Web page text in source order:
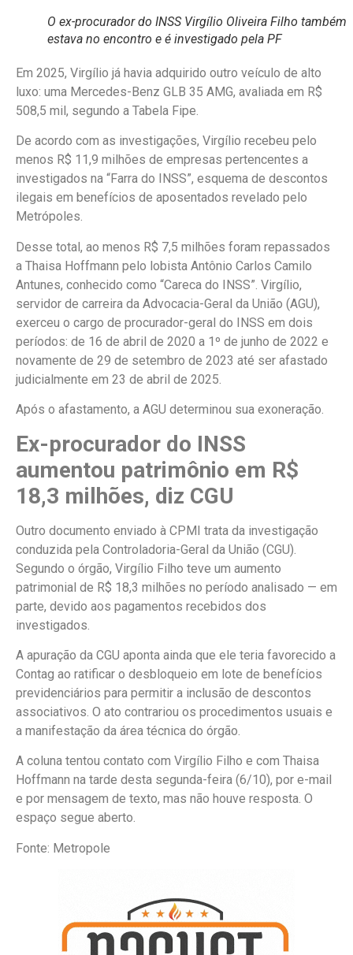
O ex-procurador do INSS Virgílio Oliveira Filho também
estava no encontro e é investigado pela PF
Em 2025, Virgílio já havia adquirido outro veículo de alto
luxo: uma Mercedes-Benz GLB 35 AMG, avaliada em R$
508,5 mil, segundo a Tabela Fipe.
De acordo com as investigações, Virgílio recebeu pelo
menos R$ 11,9 milhões de empresas pertencentes a
investigados na “Farra do INSS”, esquema de descontos
ilegais em benefícios de aposentados revelado pelo
Metrópoles.
Desse total, ao menos R$ 7,5 milhões foram repassados
a Thaisa Hoffmann pelo lobista Antônio Carlos Camilo
Antunes, conhecido como “Careca do INSS”. Virgílio,
servidor de carreira da Advocacia-Geral da União (AGU),
exerceu o cargo de procurador-geral do INSS em dois
períodos: de 16 de abril de 2020 a 1º de junho de 2022 e
novamente de 29 de setembro de 2023 até ser afastado
judicialmente em 23 de abril de 2025.
Após o afastamento, a AGU determinou sua exoneração.
Ex-procurador do INSS
aumentou patrimônio em R$
18,3 milhões, diz CGU
Outro documento enviado à CPMI trata da investigação
conduzida pela Controladoria-Geral da União (CGU).
Segundo o órgão, Virgílio Filho teve um aumento
patrimonial de R$ 18,3 milhões no período analisado — em
parte, devido aos pagamentos recebidos dos
investigados.
A apuração da CGU aponta ainda que ele teria favorecido a
Contag ao ratificar o desbloqueio em lote de benefícios
previdenciários para permitir a inclusão de descontos
associativos. O ato contrariou os procedimentos usuais e
a manifestação da área técnica do órgão.
A coluna tentou contato com Virgílio Filho e com Thaisa
Hoffmann na tarde desta segunda-feira (6/10), por e-mail
e por mensagem de texto, mas não houve resposta. O
espaço segue aberto.
Fonte: Metropole